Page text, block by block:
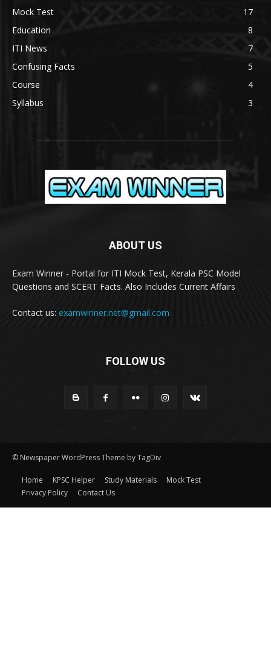
Mock Test
17
Education
8
ITI News
7
Confusing Facts
5
Course
4
Syllabus
3
ABOUT US
Exam Winner - Portal for ITI Mock Test, Kerala PSC Model
Questions and SCERT Facts. Also Includes Current Affairs
Contact us: examwinner.net@gmail.com
FOLLOW US
© Newspaper WordPress Theme by TagDiv
Home KPSC Helper Study Materials
Mock Test
Privacy Policy
Contact Us